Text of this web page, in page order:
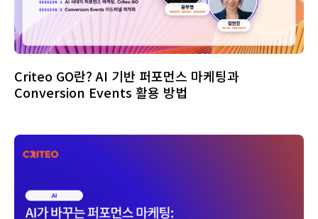
Criteo GO란? AI 기반 퍼포먼스 마케팅과
Conversion Events 활용 방법